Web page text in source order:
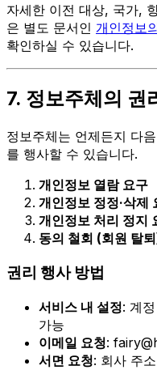
자세한 이전 대상, 국가,
은 별도 문서인 개인정보
확인하실 수 있습니다.
7. 정보주체의 권
정보주체는 언제든지 다
를 행사할 수 있습니다.
개인정보 열람 요구
개인정보 정정·삭제
개인정보 처리 정지
동의 철회 (회원 탈
권리 행사 방법
서비스 내 설정: 계
가능
이메일 요청:
서면 요청: 회사 주